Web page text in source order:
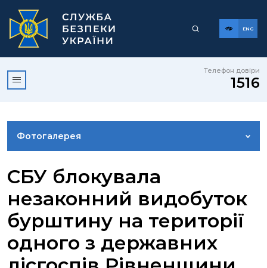
ENG
Телефон довіри
1516
Фотогалерея
ВІДЕОГАЛЕРЕЯ
КОНТАКТИ ПРЕСЦЕНТРУ
СБУ блокувала
незаконний видобуток
бурштину на території
одного з державних